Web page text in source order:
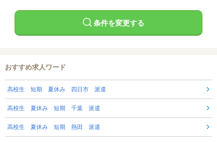
条件を変更する
おすすめ求人ワード
高校生 短期 夏休み 四日市 派遣
高校生 夏休み 短期 千葉 派遣
高校生 夏休み 短期 熱田 派遣